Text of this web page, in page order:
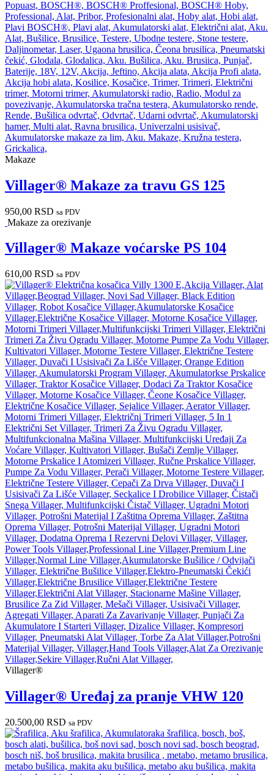
Makaze
Villager® Makaze za travu GS 125
950,00 RSD sa PDV
Makaze za orezivanje
Villager® Makaze voćarske PS 104
610,00 RSD sa PDV
Villager®
Villager® Uređaj za pranje VHW 120
20.500,00 RSD sa PDV